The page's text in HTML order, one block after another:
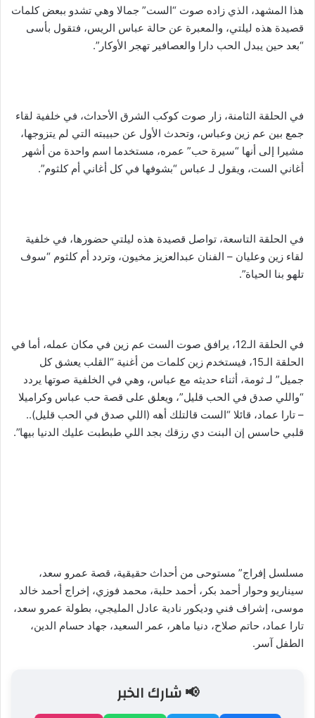
هذا المشهد، الذي زاده صوت “الست” جمالا وهي تشدو ببعض كلمات
قصيدة هذه ليلتي، والمعبرة عن حالة عباس الريس، فتقول بأسى
“بعد حين يبدل الحب دارا والعصافير تهجر الأوكار”.
في الحلقة الثامنة، زار صوت كوكب الشرق الأحداث، في خلفية لقاء
جمع بين عم زين وعباس، وتحدث الأول عن حبيبته التي لم يتزوجها،
مشيرا إلى أنها “سيرة حب” عمره، مستخدما اسم واحدة من أشهر
أغاني الست، ويقول لـ عباس “بشوفها في كل أغاني أم كلثوم”.
في الحلقة التاسعة، تواصل قصيدة هذه ليلتي حضورها، في خلفية
لقاء زين وعليان – الفنان عبدالعزيز مخيون، وتردد أم كلثوم “سوف
تلهو بنا الحياة”.
في الحلقة الـ12، يرافق صوت الست عم زين في مكان عمله، أما في
الحلقة الـ15، فيستخدم زين كلمات من أغنية “القلب يعشق كل
جميل” لـ ثومة، أثناء حديثه مع عباس، وهي في الخلفية صوتها يردد
“واللي صدق في الحب قليل”، ويعلق على قصة حب عباس وكراميلا
– تارا عماد، قائلا “الست قالتلك أهه (اللي صدق في الحب قليل)..
قلبي حاسس إن البنت دي رزقك بجد اللي طبطبت عليك الدنيا بيها”.
مسلسل إفراج” مستوحى من أحداث حقيقية، قصة عمرو سعد،
سيناريو وحوار أحمد بكر، أحمد حلبة، محمد فوزي، إخراج أحمد خالد
موسى، إشراف فني وديكور نادية عادل المليجي، بطولة عمرو سعد،
تارا عماد، حاتم صلاح، دنيا ماهر، عمر السعيد، جهاد حسام الدين،
الطفل آسر.
📢 شارك الخبر